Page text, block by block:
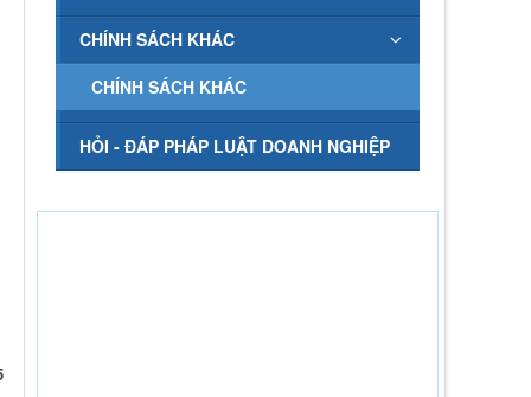
CHÍNH SÁCH KHÁC
CHÍNH SÁCH KHÁC
HỎI - ĐÁP PHÁP LUẬT DOANH NGHIỆP